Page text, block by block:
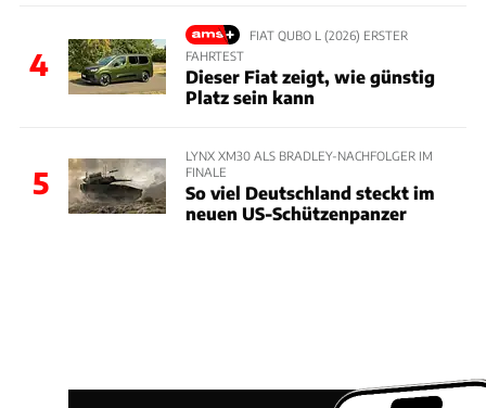
4
FIAT QUBO L (2026) ERSTER
FAHRTEST
Dieser Fiat zeigt, wie günstig
Platz sein kann
5
LYNX XM30 ALS BRADLEY-NACHFOLGER IM
FINALE
So viel Deutschland steckt im
neuen US-Schützenpanzer